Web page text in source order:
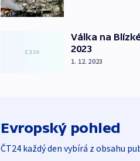
Válka na
2023
1. 12. 2023
Evropský pohled
ČT24 každý den vybírá z obsahu